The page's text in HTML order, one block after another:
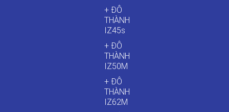
+ ĐÔ
THÀNH
IZ45s
+ ĐÔ
THÀNH
IZ50M
+ ĐÔ
THÀNH
IZ62M